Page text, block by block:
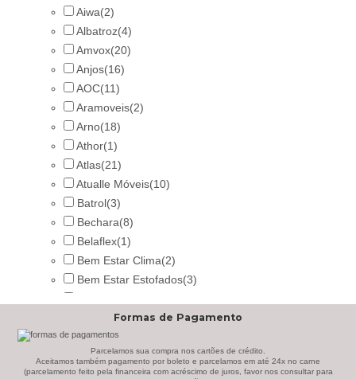
Aiwa(2)
Albatroz(4)
Amvox(20)
Anjos(16)
AOC(11)
Aramoveis(2)
Arno(18)
Athor(1)
Atlas(21)
Atualle Móveis(10)
Batrol(3)
Bechara(8)
Belaflex(1)
Bem Estar Clima(2)
Bem Estar Estofados(3)
Bertolini(2)
Best(9)
Black & Decker(13)
Braslar (6)
Formas de Pagamento
Parcelamos sua compra nos cartões de crédito.
Aceitamos também pagamento por boleto e parcelamos em até 24x no carne
(parcelamento feito pela financeira com acréscimo de juros, favor nos consultar para